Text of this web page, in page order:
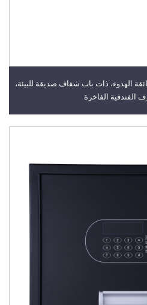
فندقية سعة ٣٢ لترًا فائقة الهدوء، ذات باب شفاف صديقة للبيئة،
الفندقية الفاخرة